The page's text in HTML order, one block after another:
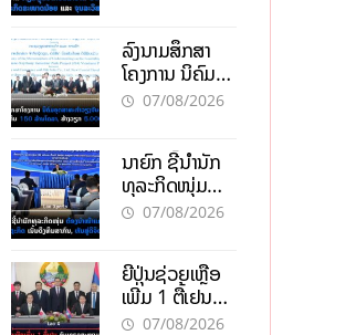
ແລະ ຈຸນລະ
ວິສາຫະກິດ
ລົງນາມສຶກສາ
ໂຄງການ ນິຄົມ
ອຸດສາຫະກຳ
150 ລ້ານໂດລາ,
ສ້າງວຽກ 5.000
ຕຳແໜ່ງ
07/08/2026
ນາຍົກ ຊີ້ນຳນັກ
ທຸລະກິດໜຸ່ມ
ຕ້ອງນຳໜ້າແກ້
ສາກົນ, ຫັນສູ່ດິຈິ
ຕອນ
07/08/2026
ຍີ່ປຸ່ນຊ່ວຍເຫຼືອ
ເພີ່ມ 1 ຕື້ເຢນ
ອັບເກຣດ
07/08/2026